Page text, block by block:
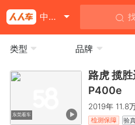
中国香港
类型 品牌
东莞看车
路虎 揽
P400e
2019年 11.8
验